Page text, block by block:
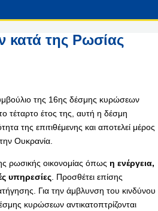
κατά της Ρωσίας
της 16ης δέσμης κυρώσεων
τέταρτο έτος της, αυτή η δέσμη
της επιτιθέμενης και αποτελεί μέρος
Ουκρανία.
ρωσικής οικονομίας όπως η ενέργεια,
υπηρεσίες . Προσθέτει επίσης
Για την άμβλυνση του κινδύνου
κυρώσεων αντικατοπτρίζονται